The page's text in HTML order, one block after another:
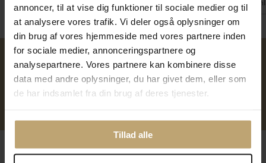
annoncer, til at vise dig funktioner til sociale medier og til
at analysere vores trafik. Vi deler også oplysninger om
din brug af vores hjemmeside med vores partnere inden
for sociale medier, annonceringspartnere og
analysepartnere. Vores partnere kan kombinere disse
data med andre oplysninger, du har givet dem, eller som
de har indsamlet fra din brug af deres tjenester.
Tillad alle
På fjernlager På fjernlager På
Over 40 års erfaring Mulighed for gravering
Følg os